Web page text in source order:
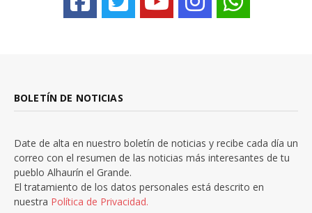
BOLETÍN DE NOTICIAS
Date de alta en nuestro boletín de noticias y recibe cada día un
correo con el resumen de las noticias más interesantes de tu
pueblo Alhaurín el Grande.
El tratamiento de los datos personales está descrito en
nuestra Política de Privacidad.